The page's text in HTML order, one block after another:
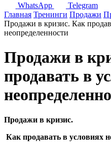
WhatsApp
Telegram
Главная Тренинги Продажи
Продажи в кризис. Как
неопределенности
Продажи в
продавать в
Продажи в кризис.
Как продавать в условиях